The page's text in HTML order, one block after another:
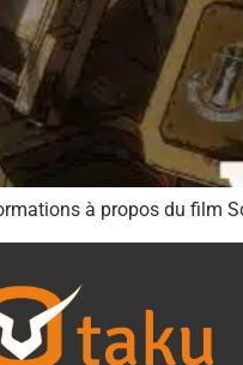
à propos du film